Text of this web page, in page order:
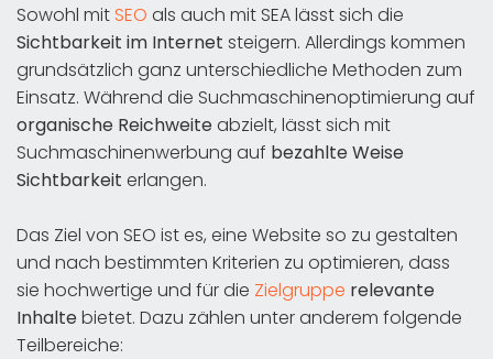
Sowohl mit SEO als auch mit SEA lässt sich die
Sichtbarkeit im Internet steigern. Allerdings kommen
grundsätzlich ganz unterschiedliche Methoden zum
Einsatz. Während die Suchmaschinenoptimierung auf
organische Reichweiteabzielt, lässt sich mit
Suchmaschinenwerbung auf bezahlte Weise
Sichtbarkeit erlangen.
Das Ziel von SEO ist es, eine Website so zu gestalten
und nach bestimmten Kriterien zu optimieren, dass
sie hochwertige und für die Zielgruppe relevante
Inhaltebietet. Dazu zählen unter anderem folgende
Teilbereiche: